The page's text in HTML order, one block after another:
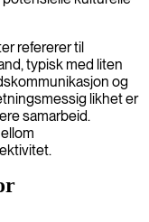
refererer til
typisk med liten
og
likhet er
samarbeid.